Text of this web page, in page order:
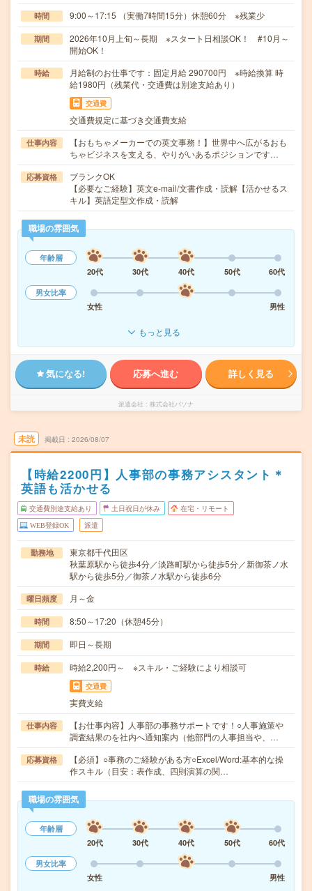
時間 9:00～17:15 （実働7時間15分）休憩60分 ※残業少
期間
2026年10月上旬～長期 ※スタート日相談OK！ #10月～
開始OK！
時給
月給制のお仕事です：固定月給 290700円 ※時給換算 時
給1980円（残業代・交通費は別途支給あり）
交通費
交通費規定に基づき交通費支給
仕事内容
【おもちゃメーカーでの英文事務！】世界中へ広がるおも
ちゃビジネスを支える、やりがいあるポジションです…
応募資格
ブランクOK
【必要なご経験】英文e-mail/文書作成・読解【活かせるス
キル】英語定型文作成・読解
職場の雰囲気
年齢層
20代
30代 40代 50代
60代
男女比率
女性
男性
もっと見る
気になる! 応募へ進む 詳しく見る
派遣会社 株式会社パソナ
未読 掲載日 2026/08/07
【時給2200円】人事部の事務アシスタント＊
英語も活かせる
交通費別途支給あり 土日祝日が休み 在宅・リモート
WEB登録OK 派遣
勤務地
東京都千代田区
秋葉原駅から徒歩4分／淡路町駅から徒歩5分／新御茶ノ水
駅から徒歩5分／御茶ノ水駅から徒歩6分
曜日頻度 月～金
時間 8:50～17:20（休憩45分）
期間 即日～長期
時給 時給2,200円～ ※スキル・ご経験により相談可
交通費
実費支給
仕事内容
【お仕事内容】人事部の事務サポートです！○人事施策や
調査結果のを社内へ通知案内（他部門の人事担当や、…
応募資格
【必須】○事務のご経験がある方○Excel/Word:基本的な操
作スキル（目安：表作成、四則演算の関…
職場の雰囲気
年齢層
20代
30代 40代 50代
60代
男女比率
女性
男性